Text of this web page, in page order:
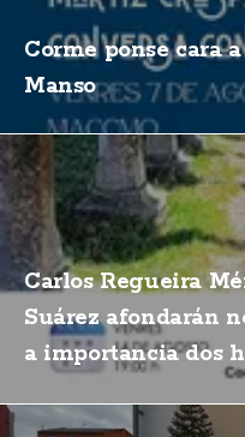
Corme ponse cara
Manso
Carlos Regueira
Suárez afondarán
a importancia dos